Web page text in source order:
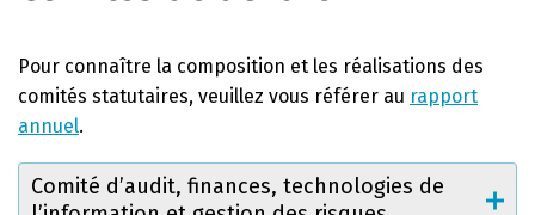
Pour connaître la composition et les réalisations des
comités statutaires, veuillez vous référer au rapport
annuel.
Comité d’audit, finances, technologies de